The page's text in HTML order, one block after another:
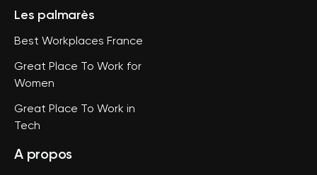
Les palmarès
Best Workplaces France
Great Place To Work for
Women
Great Place To Work in
Tech
A propos